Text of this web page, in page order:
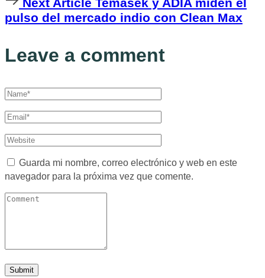
Article
Next Article Temasek y ADIA miden el
pulso del mercado indio con Clean Max
Leave a comment
Guarda mi nombre, correo electrónico y web en este
navegador para la próxima vez que comente.